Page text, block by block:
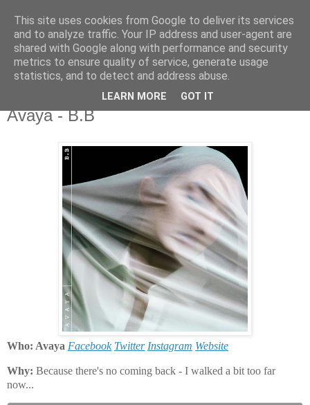
csgmblog
...music that's real...
poniedziałek, 30 listopada 2020
Avaya - B.B
Who: Avaya Facebook Twitter Instagram Website
Why: Because there's no coming back - I walked a bit too far
now...
This site uses cookies from Google to deliver its services
and to analyze traffic. Your IP address and user-agent are
shared with Google along with performance and security
metrics to ensure quality of service, generate usage
statistics, and to detect and address abuse.
LEARN MORE GOT IT